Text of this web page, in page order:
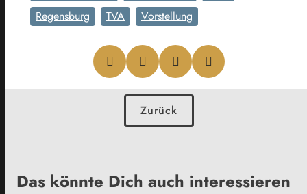
Regensburg
TVA Vorstellung
Zurück
Das könnte Dich auch interessieren